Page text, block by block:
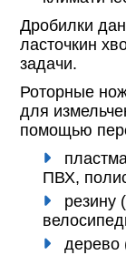
Дробилки
ласточкин
задачи.
Роторные
для
помощью
ПВХ,
резину
дерево